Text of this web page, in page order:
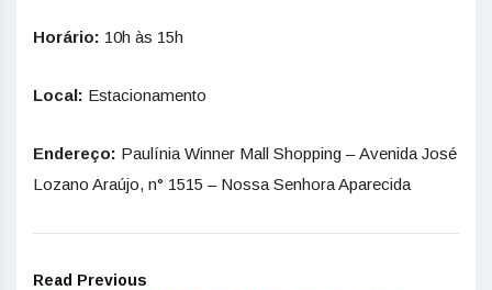
Horário: 10h às 15h
Local: Estacionamento
Endereço: Paulínia Winner Mall Shopping – Avenida José
Lozano Araújo, n° 1515 – Nossa Senhora Aparecida
Read Previous